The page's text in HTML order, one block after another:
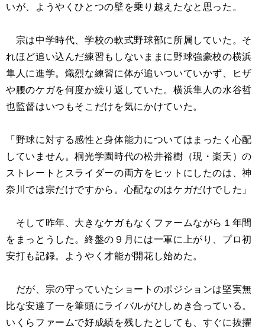
いが、ようやくひとつの壁を乗り越えたなと思った。
宗は中学時代、学校の軟式野球部に所属していた。そ
れほど追い込んだ練習もしないままに野球強豪校の横浜
隼人に進学。熾烈な練習に体が追いついていかず、ヒザ
や腰のケガを何度か繰り返していた。横浜隼人の水谷哲
也監督はいつもそこだけを気にかけていた。
「野球に対する感性と身体能力についてはまったく心配
していません。桐光学園時代の松井裕樹（現・楽天）の
ストレートとスライダーの両方をヒットにしたのは、神
奈川では宗だけですから。心配なのはケガだけでした」
そして昨年、大きなケガもなくファームながら１年間
をまっとうした。終盤の９月には一軍に上がり、プロ初
安打も記録。ようやく才能が開花し始めた。
だが、宗の守っていたショートのポジションは堅実無
比な安達了一を筆頭にライバルがひしめき合っている。
いくらファームで好成績を残したとしても、すぐに抜擢